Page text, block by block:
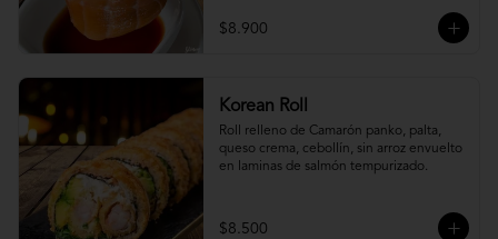
$8.900
Korean Roll
Roll relleno de Camarón panko, palta,
queso crema, cebollín, sin arroz envuelto
en laminas de salmón tempurizado.
$8.500